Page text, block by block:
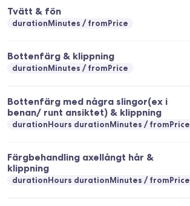
Tvätt & fön
durationMinutes fromPrice
Bottenfärg & klippning
durationMinutes fromPrice
Bottenfärg med några slingor(ex i
benan/ runt ansiktet) & klippning
durationHours durationMinutes fromPrice
Färgbehandling axellångt hår &
klippning
durationHours durationMinutes fromPrice